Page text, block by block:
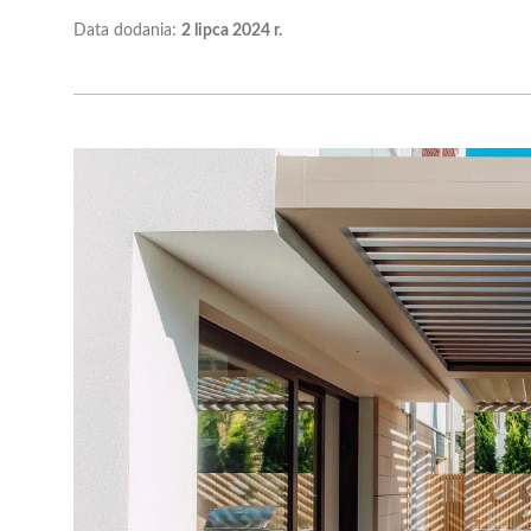
Data dodania: 2 lipca 2024 r.